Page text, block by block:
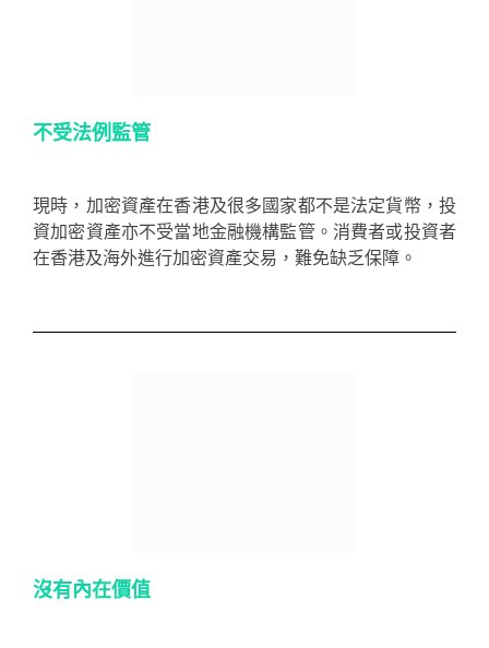
不受法例監管
現時，加密資產在香港及很多國家都不是法定貨幣，投
資加密資產亦不受當地金融機構監管。消費者或投資者
在香港及海外進行加密資產交易，難免缺乏保障。
沒有內在價值